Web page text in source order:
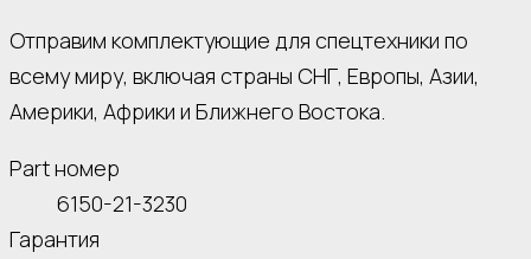
Отправим комплектующие для спецтехники по
всему миру, включая страны СНГ, Европы, Азии,
Америки, Африки и Ближнего Востока.
Part номер
6150-21-3230
Гарантия